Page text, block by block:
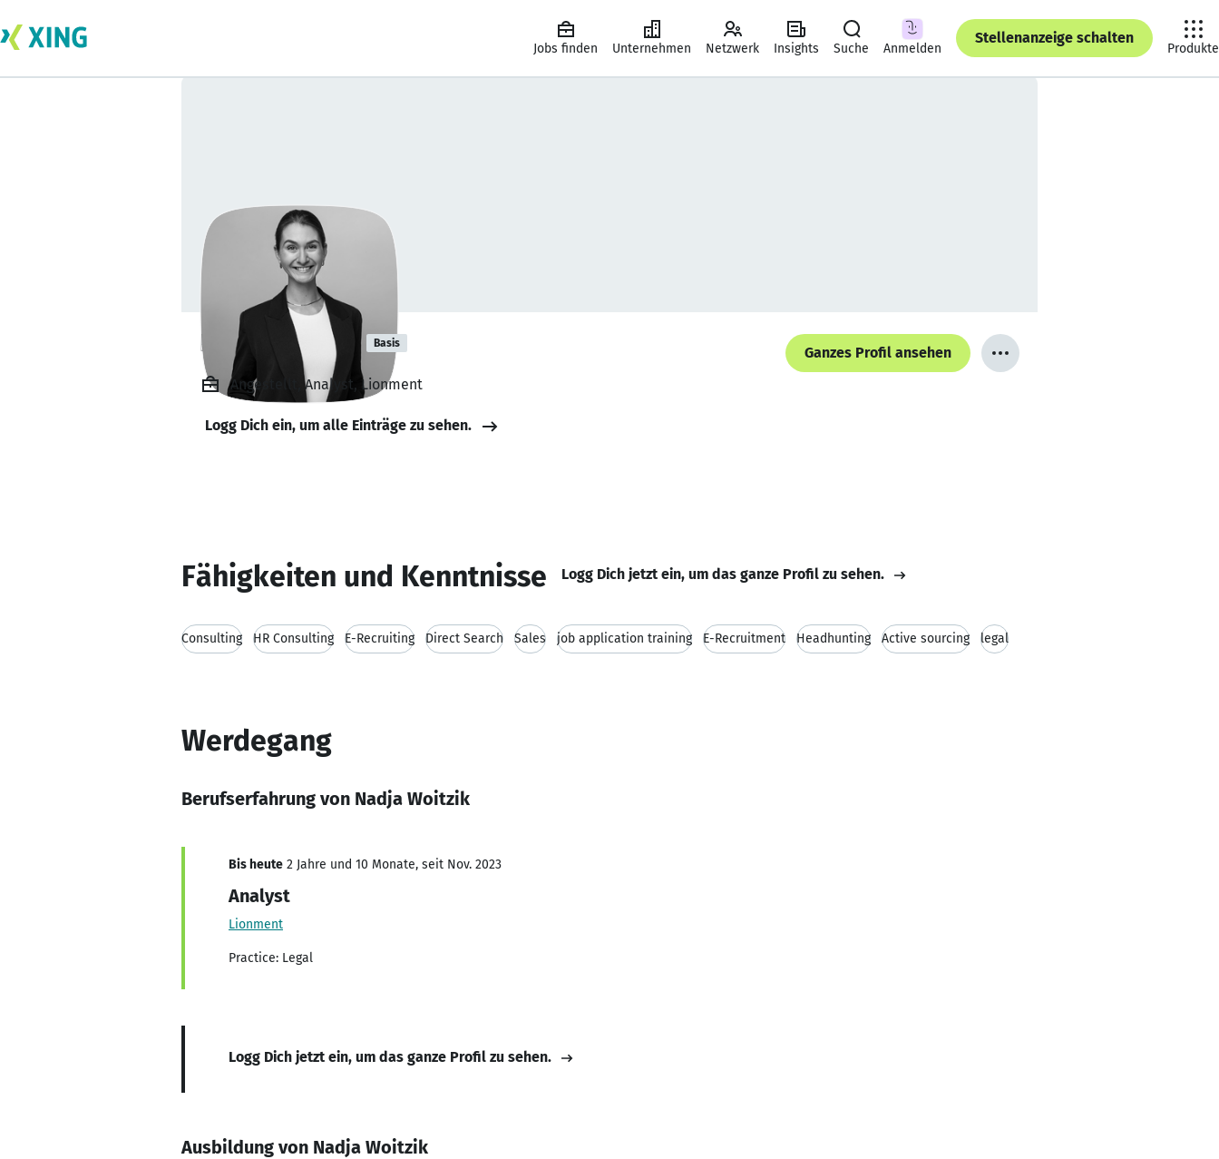
Jobs finden Unternehmen Netzwerk Insights Suche Anmelden
Stellenanzeige schalten
Produkte
Nadja Woitzik Basis
Ganzes Profil ansehen
Angestellt, Analyst, Lionment
Logg Dich ein, um alle Einträge zu sehen.
Fähigkeiten und Kenntnisse Logg Dich jetzt ein, um das ganze Profil zu sehen.
Consulting HR Consulting E-Recruiting Direct Search Sales job application training E-Recruitment Headhunting Active sourcing legal
Werdegang
Berufserfahrung von Nadja Woitzik
Bis heute 2 Jahre und 10 Monate, seit Nov. 2023
Analyst
Lionment
Practice: Legal
Logg Dich jetzt ein, um das ganze Profil zu sehen.
Ausbildung von Nadja Woitzik